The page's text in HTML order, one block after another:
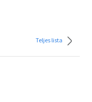
Teljes lista